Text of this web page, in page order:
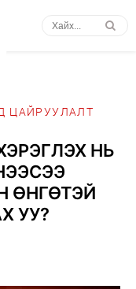
ЦАЙРУУЛАЛТ
НЬ
ӨНГӨТЭЙ
УУ?